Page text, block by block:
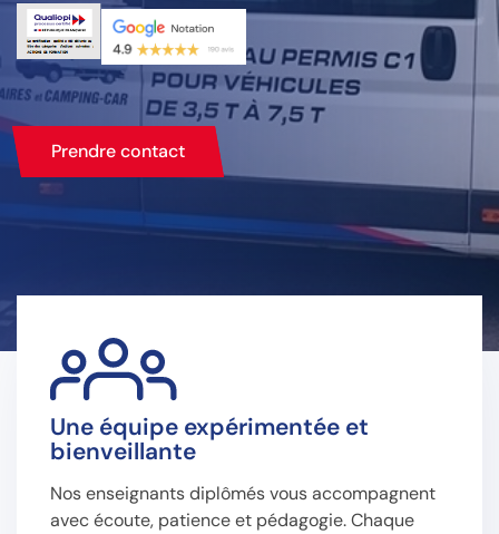
Prendre contact
Une équipe expérimentée et
bienveillante
Nos enseignants diplômés vous accompagnent
avec écoute, patience et pédagogie. Chaque